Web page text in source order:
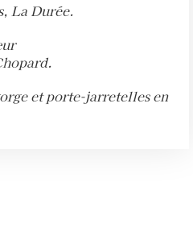
La Durée.
et porte-jarretelles en